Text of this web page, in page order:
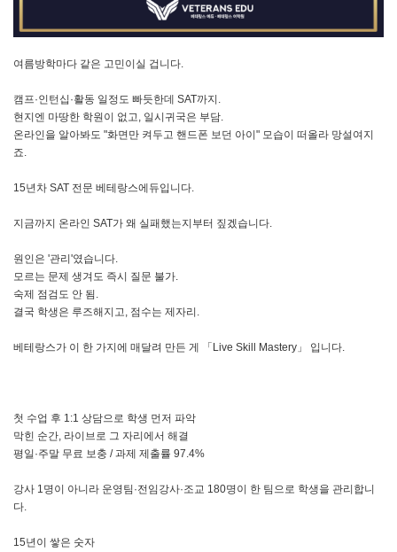
여름방학마다 같은 고민이실 겁니다.
캠프·인턴십·활동 일정도 빠듯한데 SAT까지.
현지엔 마땅한 학원이 없고, 일시귀국은 부담.
온라인을 알아봐도 "화면만 켜두고 핸드폰 보던 아이" 모습이 떠올라 망설여지
죠.
15년차 SAT 전문 베테랑스에듀입니다.
지금까지 온라인 SAT가 왜 실패했는지부터 짚겠습니다.
원인은 '관리'였습니다.
모르는 문제 생겨도 즉시 질문 불가.
숙제 점검도 안 됨.
결국 학생은 루즈해지고, 점수는 제자리.
베테랑스가 이 한 가지에 매달려 만든 게 「Live Skill Mastery」 입니다.
첫 수업 후 1:1 상담으로 학생 먼저 파악
막힌 순간, 라이브로 그 자리에서 해결
평일·주말 무료 보충 / 과제 제출률 97.4%
강사 1명이 아니라 운영팀·전임강사·조교 180명이 한 팀으로 학생을 관리합니
다.
15년이 쌓은 숫자